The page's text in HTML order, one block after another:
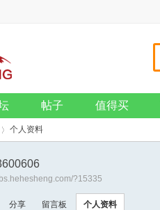
帖子 值得买
个人资料
?15335
分享 留言板 个人资料